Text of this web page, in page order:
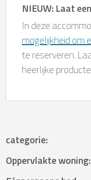
NIEUW: Laat
In deze
mogelijkheid om
te reserveren.
heerlijke
categorie:
Oppervlakte woning: